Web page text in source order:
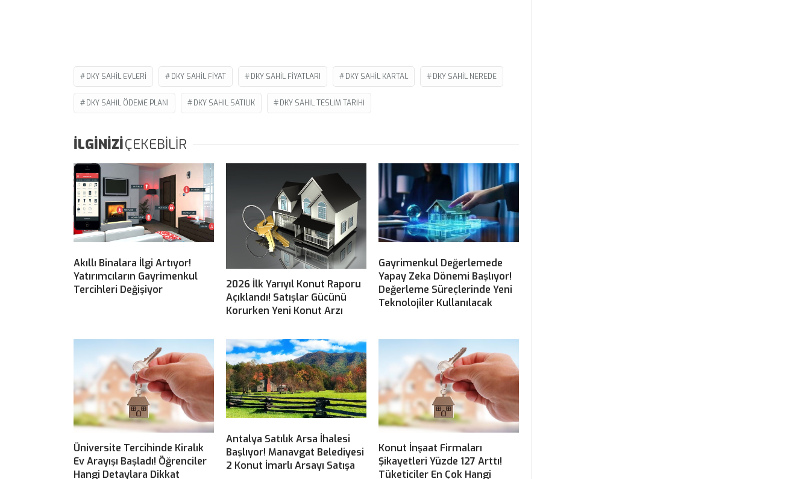
DKY SAHIL EVLERI DKY SAHIL FIYAT DKY SAHIL FIYATLARI DKY SAHIL KARTAL DKY SAHIL NEREDE
DKY SAHIL ÖDEME PLANI DKY SAHIL SATILIK DKY SAHIL TESLIM TARIHI
İLGİNİZİÇEKEBİLİR
Akıllı Binalara İlgi Artıyor!
Yatırımcıların Gayrimenkul
Tercihleri Değişiyor
2026 İlk Yarıyıl Konut Raporu
Açıklandı! Satışlar Gücünü
Korurken Yeni Konut Arzı
Gayrimenkul Değerlemede
Yapay Zeka Dönemi Başlıyor!
Değerleme Süreçlerinde Yeni
Teknolojiler Kullanılacak
Üniversite Tercihinde Kiralık
Ev Arayışı Başladı! Öğrenciler
Hangi Detaylara Dikkat
Antalya Satılık Arsa İhalesi
Başlıyor! Manavgat Belediyesi
2 Konut İmarlı Arsayı Satışa
Konut İnşaat Firmaları
Şikayetleri Yüzde 127 Arttı!
Tüketiciler En Çok Hangi